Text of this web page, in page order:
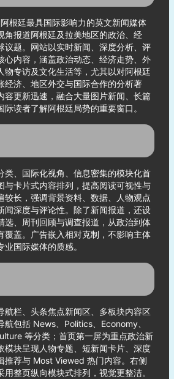
根廷最具国际影响力的英文新闻媒体
角报道阿根廷及拉美地区的政治、经
议题。网站以实时新闻、深度分析、评
心内容，涵盖政治动态、经济走势、外
物专访及文化生活等，尤其以对阿根廷
经济、地区外交与国际合作的分析著
容更新迅速，融合大量图片新闻、长篇
读者了解阿根廷局势的重要窗口。
类、国际化视角、信息密集的模块化首
与卡片式内容排列，提高阅读可视性与
较长，强调背景资料、数据、人物观点
闻深度与评论性。除了新闻报道，还设
选、周刊回顾与调查报道，从政治到体
覆盖。广告嵌入相对克制，不影响主体
国际媒体的质感。
航栏、头条焦点新闻区、多板块内容区
航包括 News、Politics、Economy、
等分类；首页第一屏为重点政治新
模块呈现人物专题、短新闻卡片、深度
推荐与 Most Viewed 热门内容。右侧
整页纵向模块式排列，视觉更整洁。